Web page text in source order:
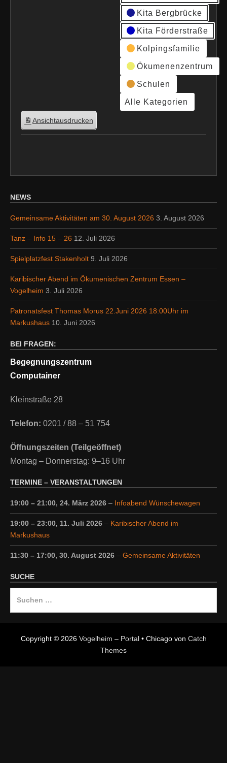
Kita Bergbrücke
Kita Förderstraße
Kolpingsfamilie
Ökumenenzentrum
Schulen
Alle Kategorien
Ansichtausdrucken
NEWS
Gemeinsame Aktivitäten am 30. August 2026 3. August 2026
Tanz – Info 15 – 26 12. Juli 2026
Spielplatzfest Stakenholt 9. Juli 2026
Karibischer Abend im Ökumenischen Zentrum Essen –
Vogelheim 3. Juli 2026
Patronatsfest Thomas Morus 22.Juni 2026 18:00Uhr im
Markushaus 10. Juni 2026
BEI FRAGEN:
Begegnungszentrum
Computainer
Kleinstraße 28
Telefon: 0201 / 88 – 51 754
Öffnungszeiten (Teilgeöffnet)
Montag – Donnerstag: 9–16 Uhr
TERMINE – VERANSTALTUNGEN
19:00 – 21:00, 24. März 2026 – Infoabend Wünschewagen
19:00 – 23:00, 11. Juli 2026 – Karibischer Abend im
Markushaus
11:30 – 17:00, 30. August 2026 – Gemeinsame Aktivitäten
SUCHE
Copyright © 2026 Vogelheim – Portal• Chicago von Catch
Themes